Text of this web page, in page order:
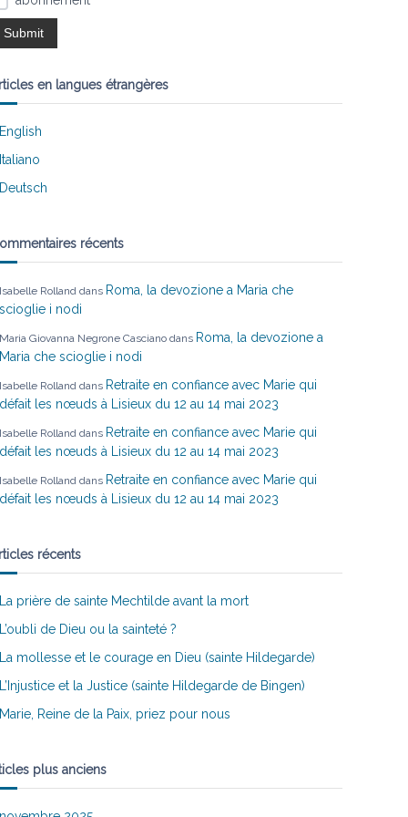
en langues étrangères
English
Italiano
Deutsch
récents
Isabelle Rolland dans Roma, la devozione a Maria che
scioglie i nodi
Maria Giovanna Negrone Casciano dans Roma, la devozione a
Maria che scioglie i nodi
Isabelle Rolland dans Retraite en confiance avec Marie qui
défait les nœuds à Lisieux du 12 au 14 mai 2023
Isabelle Rolland dans Retraite en confiance avec Marie qui
défait les nœuds à Lisieux du 12 au 14 mai 2023
Isabelle Rolland dans Retraite en confiance avec Marie qui
défait les nœuds à Lisieux du 12 au 14 mai 2023
récents
La prière de sainte Mechtilde avant la mort
L’oubli de Dieu ou la sainteté ?
La mollesse et le courage en Dieu (sainte Hildegarde)
L’Injustice et la Justice (sainte Hildegarde de Bingen)
Marie, Reine de la Paix, priez pour nous
plus anciens